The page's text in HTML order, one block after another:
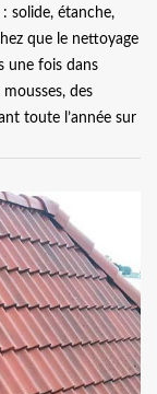
solide, étanche,
que le nettoyage
une fois dans
des
toute l’année sur